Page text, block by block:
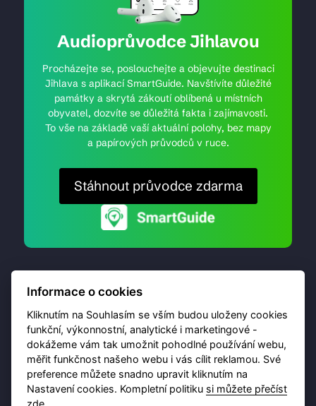
Audioprůvodce Jihlavou
Procházejte se, poslouchejte a objevujte destinaci
Jihlava s aplikací SmartGuide. Navštívíte důležité
památky a skrytá zákoutí oblíbená u místních
obyvatel, dozvíte se důležitá fakta i zajímavosti.
To vše na základě vaší aktuální polohy, bez mapy
a papírových průvodců v ruce.
Stáhnout průvodce zdarma
© 2026 Destinační portál provozujeBrána Jihlavy,
příspěvková organizace. Všechna práva vyhrazena.
Informace o cookies
Kliknutím na Souhlasím se vším budou uloženy cookies
funkční, výkonnostní, analytické i marketingové -
dokážeme vám tak umožnit pohodlné používání webu,
měřit funkčnost našeho webu i vás cílit reklamou. Své
preference můžete snadno upravit kliknutím na
Nastavení cookies. Kompletní politiku si můžete přečíst
zde